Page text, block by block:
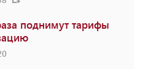
поднимут тарифы